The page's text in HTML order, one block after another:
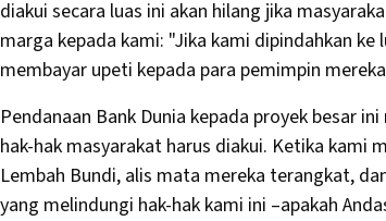
diakui secara luas ini akan hilang jika
marga kepada kami: "Jika kami dipindahkan
membayar upeti kepada para pemimpin
Pendanaan Bank Dunia kepada proyek besar
hak-hak masyarakat harus diakui. Ketika kami
Lembah Bundi, alis mata mereka terangkat,
yang melindungi hak-hak kami ini –apakah